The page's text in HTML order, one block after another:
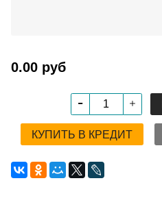
0.00 руб
КУПИТЬ В КРЕДИТ